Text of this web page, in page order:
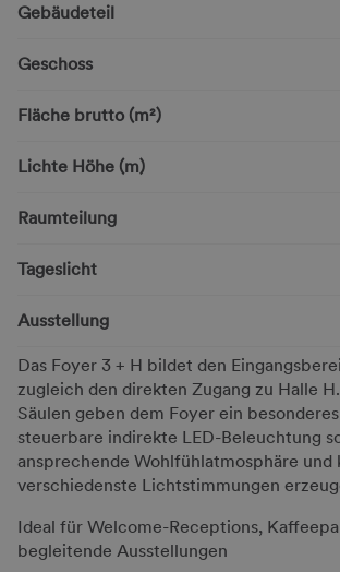
Das Foyer 3 + H bildet den
zugleich den direkten Zugang zu Halle
Säulen geben dem Foyer ein
steuerbare indirekte LED-Beleuchtung
ansprechende Wohlfühlatmosphäre und
verschiedenste Lichtstimmungen
Ideal für Welcome-Receptions,
begleitende Ausstellungen
Gebäudeteil
Geschoss
Fläche brutto (m²)
Lichte Höhe (m)
Raumteilung
Tageslicht
Ausstellung